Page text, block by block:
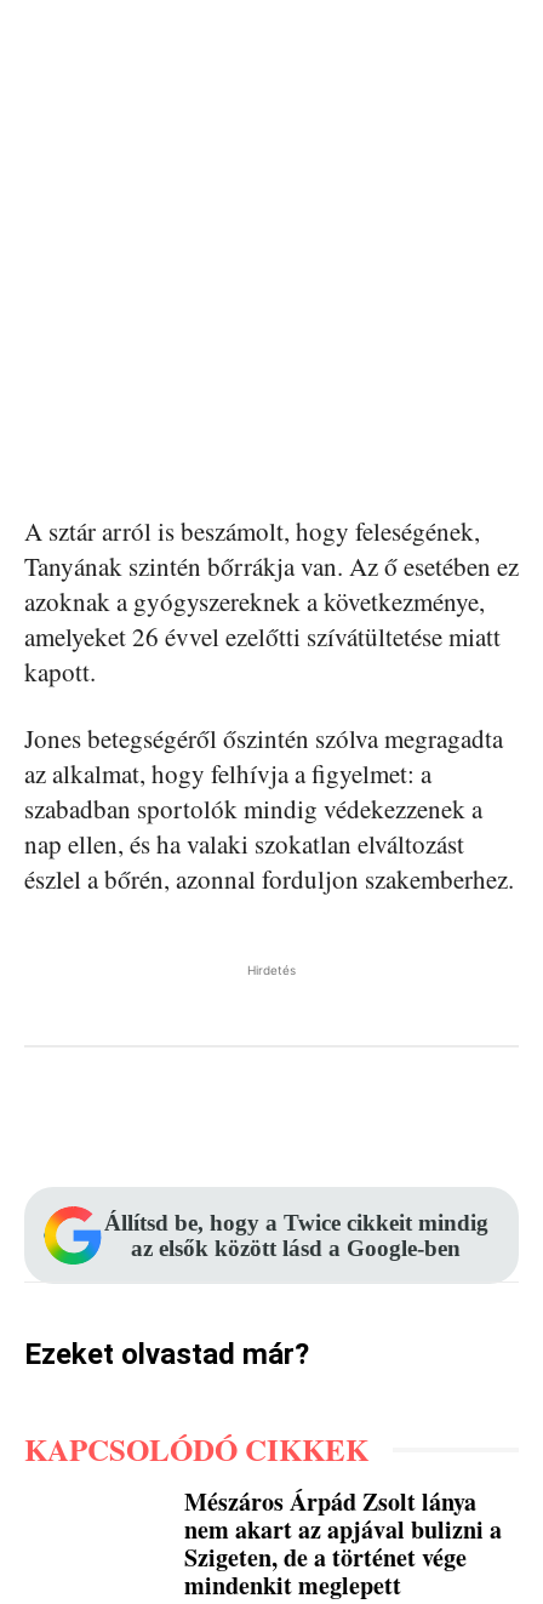
A sztár arról is beszámolt, hogy feleségének,
Tanyának szintén bőrrákja van. Az ő esetében ez
azoknak a gyógyszereknek a következménye,
amelyeket 26 évvel ezelőtti szívátültetése miatt
kapott.
Jones betegségéről őszintén szólva megragadta
az alkalmat, hogy felhívja a figyelmet: a
szabadban sportolók mindig védekezzenek a
nap ellen, és ha valaki szokatlan elváltozást
észlel a bőrén, azonnal forduljon szakemberhez.
Hirdetés
Állítsd be, hogy a Twice cikkeit mindig
az elsők között lásd a Google-ben
Ezeket olvastad már?
KAPCSOLÓDÓ CIKKEK
Mészáros Árpád Zsolt lánya
nem akart az apjával bulizni a
Szigeten, de a történet vége
mindenkit meglepett